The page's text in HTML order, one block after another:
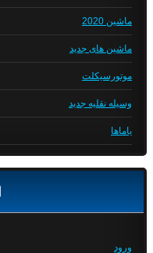
ماشین 2020
ماشین های جدید
موتورسیکلت
وسیله نقلیه جدید
یاماها
ورود